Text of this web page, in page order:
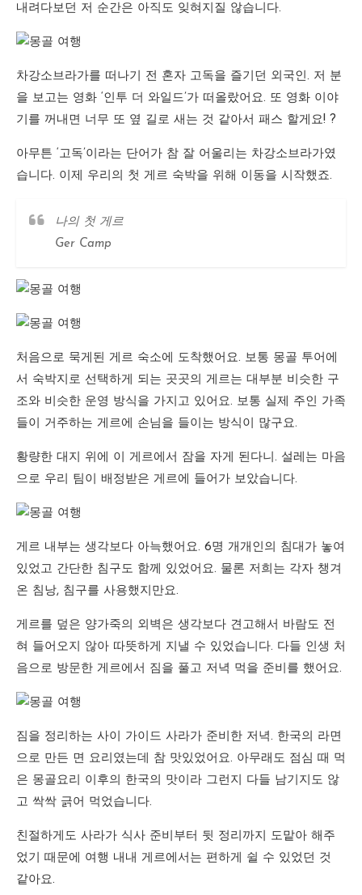
내려다보던 저 순간은 아직도 잊혀지질 않습니다.
차강소브라가를 떠나기 전 혼자 고독을 즐기던 외국인. 저 분
을 보고는 영화 ‘인투 더 와일드’가 떠올랐어요. 또 영화 이야
기를 꺼내면 너무 또 옆 길로 새는 것 같아서 패스 할게요! ?
아무튼 ‘고독’이라는 단어가 참 잘 어울리는 차강소브라가였
습니다. 이제 우리의 첫 게르 숙박을 위해 이동을 시작했죠.
나의 첫 게르
Ger Camp
처음으로 묵게된 게르 숙소에 도착했어요. 보통 몽골 투어에
서 숙박지로 선택하게 되는 곳곳의 게르는 대부분 비슷한 구
조와 비슷한 운영 방식을 가지고 있어요. 보통 실제 주인 가족
들이 거주하는 게르에 손님을 들이는 방식이 많구요.
황량한 대지 위에 이 게르에서 잠을 자게 된다니. 설레는 마음
으로 우리 팀이 배정받은 게르에 들어가 보았습니다.
게르 내부는 생각보다 아늑했어요. 6명 개개인의 침대가 놓여
있었고 간단한 침구도 함께 있었어요. 물론 저희는 각자 챙겨
온 침낭, 침구를 사용했지만요.
게르를 덮은 양가죽의 외벽은 생각보다 견고해서 바람도 전
혀 들어오지 않아 따뜻하게 지낼 수 있었습니다. 다들 인생 처
음으로 방문한 게르에서 짐을 풀고 저녁 먹을 준비를 했어요.
짐을 정리하는 사이 가이드 사라가 준비한 저녁. 한국의 라면
으로 만든 면 요리였는데 참 맛있었어요. 아무래도 점심 때 먹
은 몽골요리 이후의 한국의 맛이라 그런지 다들 남기지도 않
고 싹싹 긁어 먹었습니다.
친절하게도 사라가 식사 준비부터 뒷 정리까지 도맡아 해주
었기 때문에 여행 내내 게르에서는 편하게 쉴 수 있었던 것
같아요.